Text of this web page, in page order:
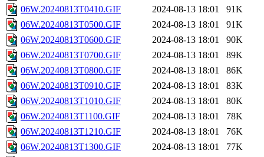
06W.20240813T0410.GIF
2024-08-13 18:01
91K
06W.20240813T0500.GIF
2024-08-13 18:01
91K
06W.20240813T0600.GIF
2024-08-13 18:01
90K
06W.20240813T0700.GIF
2024-08-13 18:01
89K
06W.20240813T0800.GIF
2024-08-13 18:01
86K
06W.20240813T0910.GIF
2024-08-13 18:01
83K
06W.20240813T1010.GIF
2024-08-13 18:01
80K
06W.20240813T1100.GIF
2024-08-13 18:01
78K
06W.20240813T1210.GIF
2024-08-13 18:01
76K
06W.20240813T1300.GIF
2024-08-13 18:01
77K